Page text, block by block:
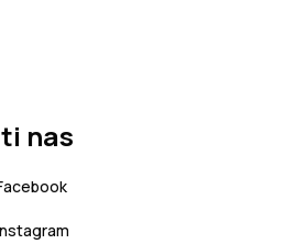
nas